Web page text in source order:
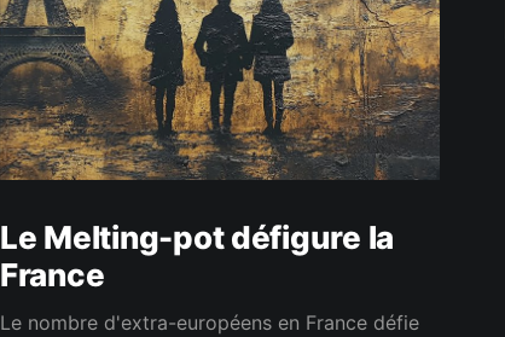
Le Melting-pot défigure la
France
Le nombre d'extra-européens en France défie